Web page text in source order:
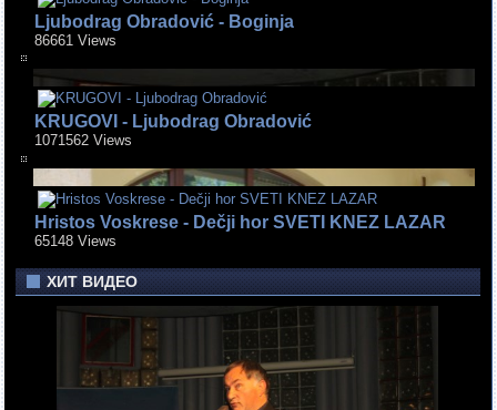
Ljubodrag Obradović - Boginja
86661 Views
KRUGOVI - Ljubodrag Obradović
1071562 Views
Hristos Voskrese - Dečji hor SVETI KNEZ LAZAR
65148 Views
ХИТ ВИДЕО